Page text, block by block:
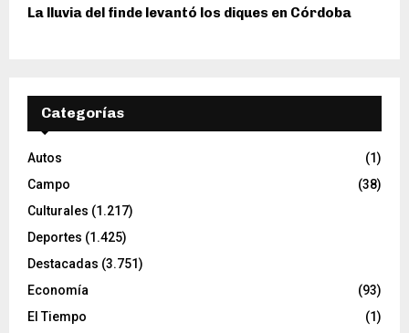
La lluvia del finde levantó los diques en Córdoba
Categorías
Autos
(1)
Campo
(38)
Culturales (1.217)
Deportes (1.425)
Destacadas (3.751)
Economía
(93)
El Tiempo
(1)